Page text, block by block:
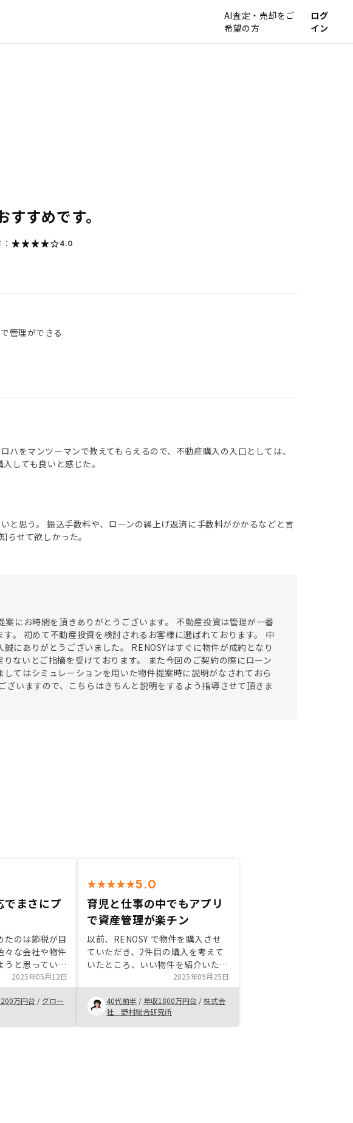
AI査定・売却をご
希望の方
ログ
イン
すめです。
4.0
管理ができる
をマンツーマンで教えてもらえるので、不動産購入の入口としては、
しても良いと感じた。
と思う。 振込手数料や、ローンの繰上げ返済に手数料がかかるなどと言
せて欲しかった。
にお時間を頂きありがとうございます。 不動産投資は管理が一番
。 初めて不動産投資を検討されるお客様に選ばれております。 中
にありがとうございました。 RENOSYはすぐに物件が成約となり
ないとご指摘を受けております。 また今回のご契約の際にローン
てはシミュレーションを用いた物件提案時に説明がなされておら
いますので、こちらはきちんと説明をするよう指導させて頂きま
でまさにプ
たのは節税が目
々な会社や物件
うと思っていま
ご担当の方の対
に感動し、その
た。物件自体も
ロの営業パー
しさを体感する
2025年05月12日
万円台 / グロー
5.0
育児と仕事の中でもアプリ
で資産管理が楽チン
以前、RENOSY で物件を購入させ
ていただき、2件目の購入を考えて
いたところ、いい物件を紹介いただ
きました。 アプリで資産を管理で
きるため、仕事と育児の両立で時間
のない中でも安心して資産形成でき
ます。助かっています。
2025年09月25日
40代前半 / 年収1800万円台 /株式会
社 野村総合研究所